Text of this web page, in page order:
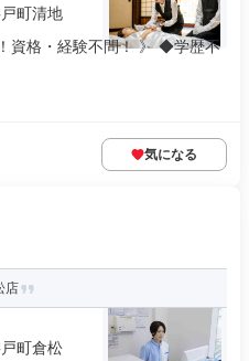
町清地
資格・経験不問！ 》 ◆学歴不
気になる
店
町倉松